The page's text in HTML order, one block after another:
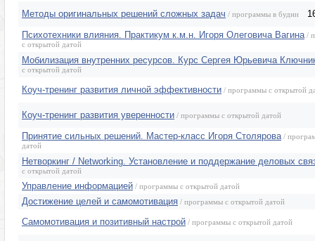
Методы оригинальных решений сложных задач / программы в будни
Психотехники влияния. Практикум к.м.н. Игоря Олеговича Вагина /
с открытой датой
Мобилизация внутренних ресурсов. Курс Сергея Юрьевича
с открытой датой
Коуч-тренинг развития личной эффективности / программы с открытой
Коуч-тренинг развития уверенности / программы с открытой датой
Принятие сильных решений. Мастер-класс Игоря Столярова /
датой
Нетворкинг / Networking. Установление и поддержание деловых
с открытой датой
Управление информацией / программы с открытой датой
Достижение целей и самомотивация / программы с открытой датой
Самомотивация и позитивный настрой / программы с открытой датой